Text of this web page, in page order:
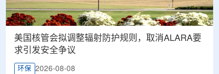
美国核管会拟调整辐射防护规则，取消ALARA要
求引发安全争议
环保 2026-08-08